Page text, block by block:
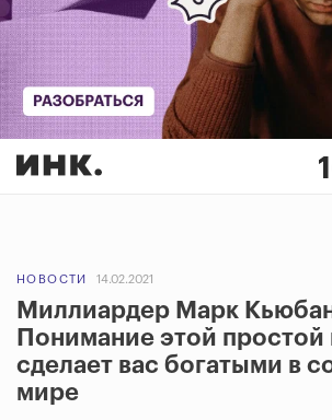
НОВОСТИ 14.02.2021
Миллиардер Марк
Понимание этой простой
сделает вас богатыми в
мире